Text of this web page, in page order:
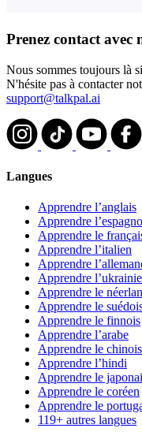
Prenez contact avec
Nous sommes toujours là
N'hésite pas à contacter
support@talkpal.ai
Langues
Apprendre l’anglais
Apprendre
Apprendre le
Apprendre l’italien
Apprendre
Apprendre
Apprendre le
Apprendre le
Apprendre le finnois
Apprendre l’arabe
Apprendre le chinois
Apprendre l’hindi
Apprendre le
Apprendre le coréen
Apprendre le
119+ autres langues